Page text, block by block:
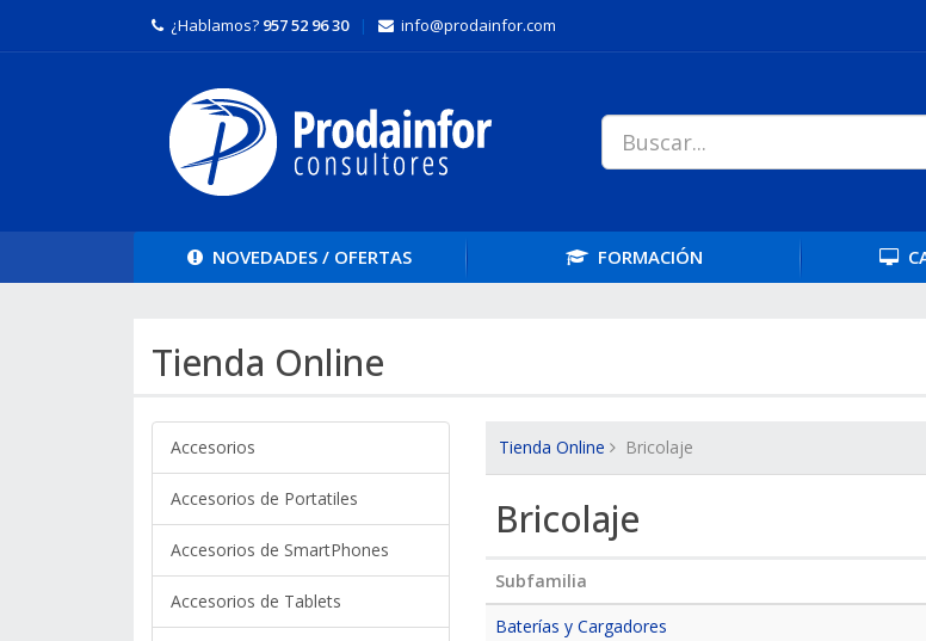
¿Hablamos? 957 52 96 30 | info@prodainfor.com
NOVEDADES / OFERTAS FORMACIÓN
Tienda Online
Accesorios
Accesorios de Portatiles
Accesorios de SmartPhones
Accesorios de Tablets
Tienda Online Bricolaje
Bricolaje
Subfamilia
Baterías y Cargadores